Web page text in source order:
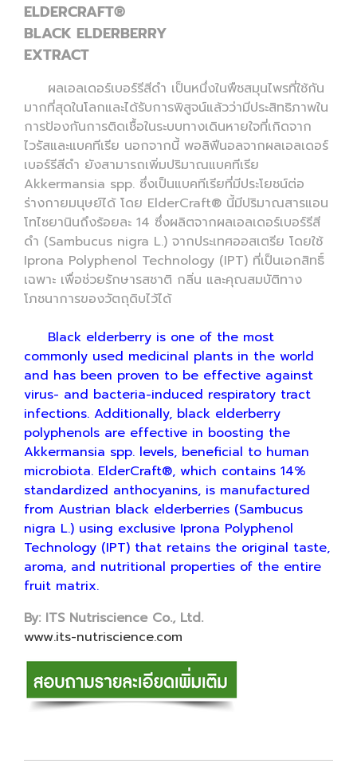
ELDERCRAFT®
BLACK ELDERBERRY
EXTRACT
ผลเอลเดอร์เบอร์รีสีดำ เป็นหนึ่งในพืชสมุนไพรที่ใช้กัน
มากที่สุดในโลกและได้รับการพิสูจน์แล้วว่ามีประสิทธิภาพใน
การป้องกันการติดเชื้อในระบบทางเดินหายใจที่เกิดจาก
ไวรัสและแบคทีเรีย นอกจากนี้ พอลิฟีนอลจากผลเอลเดอร์
เบอร์รีสีดำ ยังสามารถเพิ่มปริมาณแบคทีเรีย
Akkermansia spp. ซึ่งเป็นแบคทีเรียที่มีประโยชน์ต่อ
ร่างกายมนุษย์ได้ โดย ElderCraft® นี้มีปริมาณสารแอน
โทไซยานินถึงร้อยละ 14 ซึ่งผลิตจากผลเอลเดอร์เบอร์รีสี
ดำ (Sambucus nigra L.) จากประเทศออสเตรีย โดยใช้
Iprona Polyphenol Technology (IPT) ที่เป็นเอกสิทธิ์
เฉพาะ เพื่อช่วยรักษารสชาติ กลิ่น และคุณสมบัติทาง
โภชนาการของวัตถุดิบไว้ได้
Black elderberry is one of the most
commonly used medicinal plants in the world
and has been proven to be effective against
virus- and bacteria-induced respiratory tract
infections. Additionally, black elderberry
polyphenols are effective in boosting the
Akkermansia spp. levels, beneficial to human
microbiota. ElderCraft®, which contains 14%
standardized anthocyanins, is manufactured
from Austrian black elderberries (Sambucus
nigra L.) using exclusive Iprona Polyphenol
Technology (IPT) that retains the original taste,
aroma, and nutritional properties of the entire
fruit matrix.
By: ITS Nutriscience Co., Ltd.
www.its-nutriscience.com